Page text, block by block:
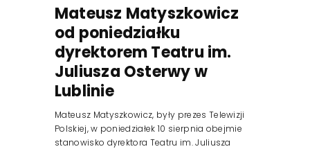
Mateusz Matyszkowicz
od poniedziałku
dyrektorem Teatru im.
Juliusza Osterwy w
Lublinie
Mateusz Matyszkowicz, były prezes Telewizji
Polskiej, w poniedziałek 10 sierpnia obejmie
stanowisko dyrektora Teatru im. Juliusza